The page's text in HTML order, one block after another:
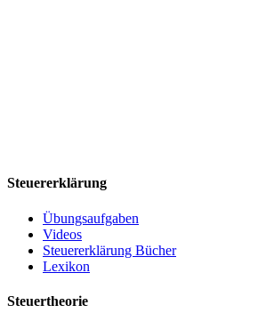
Steuererklärung
Übungsaufgaben
Videos
Steuererklärung Bücher
Lexikon
Steuertheorie